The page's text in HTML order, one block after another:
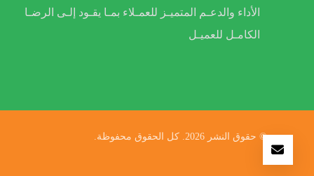
الأداء والدعـم المتميـز للعمـلاء بمـا يقـود إلـى الرضـا
الكامـل للعميـل
© حقوق النشر 2026. كل الحقوق محفوظة.